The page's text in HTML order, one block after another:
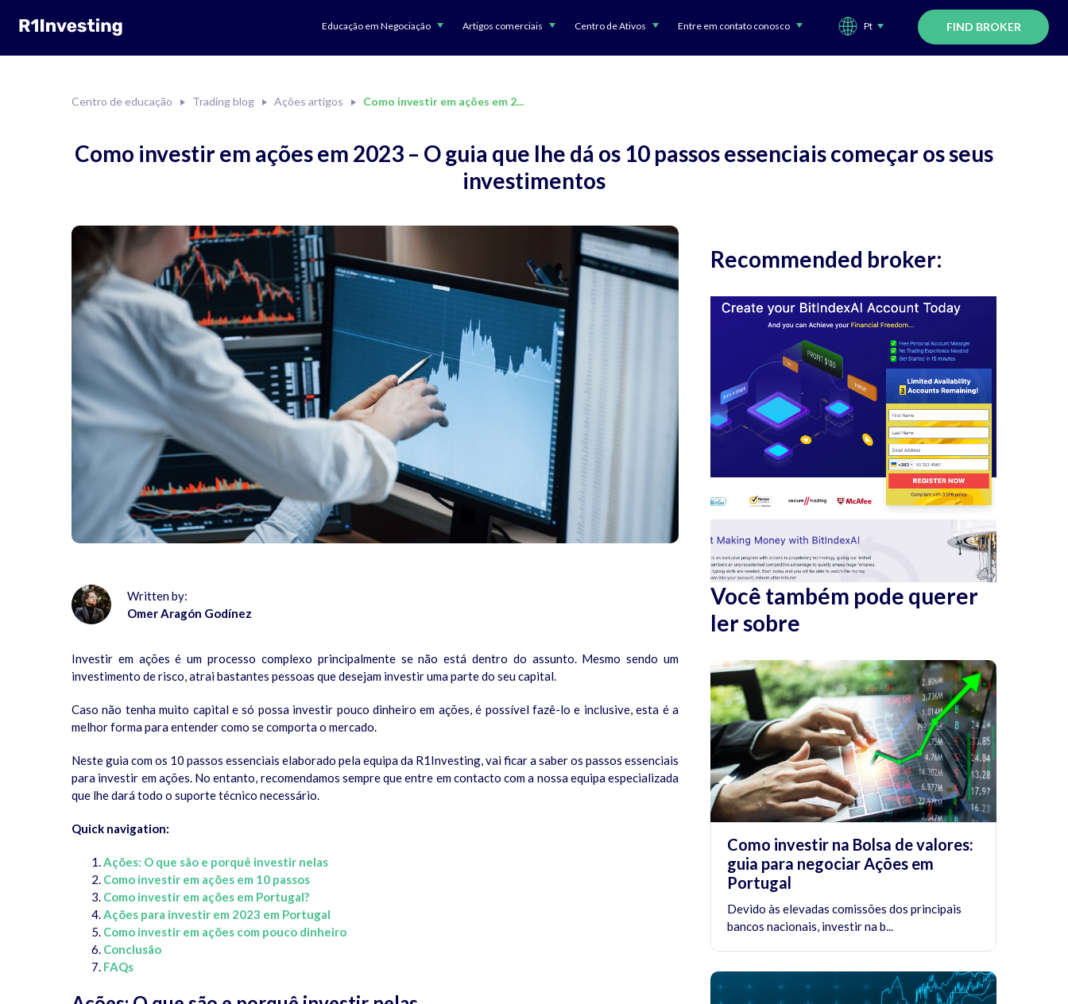
Educação em Negociação Artigos comerciais Centro de Ativos Entre em contato conosco Pt FIND BROKER
Centro de educação Trading blog Ações artigos Como investir em ações em 2...
Como investir em ações em 2023 – O guia que lhe dá os 10 passos essenciais começar os seus
investimentos
Written by:
Omer Aragón Godínez
Investir em ações é um processo complexo principalmente se não está dentro do assunto. Mesmo sendo um
investimento de risco, atrai bastantes pessoas que desejam investir uma parte do seu capital.
Caso não tenha muito capital e só possa investir pouco dinheiro em ações, é possível fazê-lo e inclusive, esta é a
melhor forma para entender como se comporta o mercado.
Neste guia com os 10 passos essenciais elaborado pela equipa da R1Investing, vai ficar a saber os passos essenciais
para investir em ações. No entanto, recomendamos sempre que entre em contacto com a nossa equipa especializada
que lhe dará todo o suporte técnico necessário.
Quick navigation:
Ações: O que são e porquê investir nelas
Como investir em ações em 10 passos
Como investir em ações em Portugal?
Ações para investir em 2023 em Portugal
Como investir em ações com pouco dinheiro
Conclusão
FAQs
Recommended broker:
Você também pode querer
ler sobre
Como investir na Bolsa de valores:
guia para negociar Ações em
Portugal
Devido às elevadas comissões dos principais
bancos nacionais, investir na b...